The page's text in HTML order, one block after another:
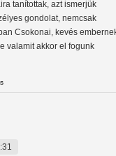
tanítottak, azt ismerjük
gondolat, nemcsak
Csokonai, kevés
valamit akkor el fogunk